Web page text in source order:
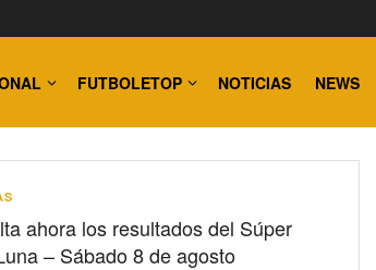
FUTBOLETOP NOTICIAS NEWS
ahora los resultados del Súper
– Sábado 8 de agosto